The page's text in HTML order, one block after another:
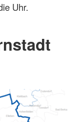
Uhr.